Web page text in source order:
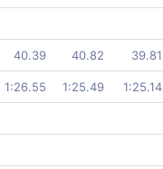
40.39 40.82 39.81
1:26.55 1:25.49 1:25.14